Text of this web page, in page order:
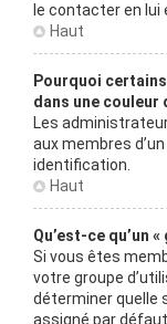
le contacter en lui
Haut
Pourquoi
dans une couleur
Les
aux membres
identification.
Haut
Qu’est-ce qu’un
Si vous êtes
votre groupe
déterminer quelle
assigné par